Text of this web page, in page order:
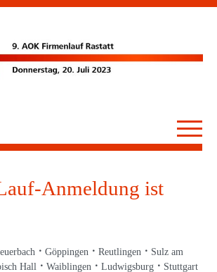
Anmeldung ist
Göppingen Reutlingen
Sulz am
Hall Waiblingen Ludwigsburg Stuttgart